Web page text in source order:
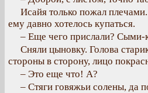
Исайя только пожал
ему давно хотелось купаться.
– Еще чего прислали? Сыми-
Сняли цыновку. Голова
стороны в сторону, лицо
– Это еще что! А?
– Стяги говяжьи солены, да